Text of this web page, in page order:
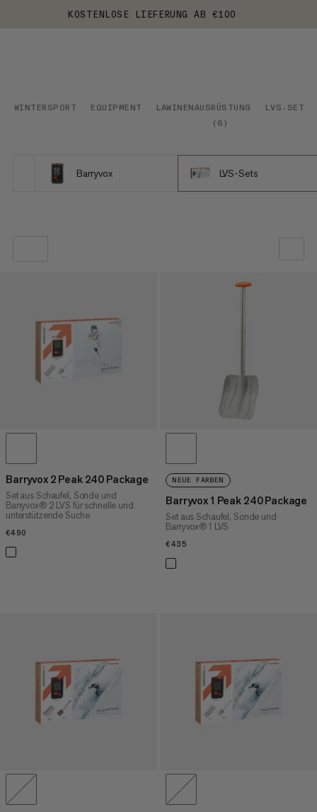
KOSTENLOSE LIEFERUNG AB €100
WINTERSPORT EQUIPMENT LAWINENAUSRÜSTUNG
LVS-SETS
( 6 )
Barryvox LVS-Sets
BEWERTUNG
Barryvox 2 Peak 240 Package
Set aus Schaufel, Sonde und
Barryvox® 2 LVS für schnelle und
unterstützende Suche
€490
NEUE FARBEN
Barryvox 1 Peak 240 Package
Set aus Schaufel, Sonde und
Barryvox® 1 LVS
€435